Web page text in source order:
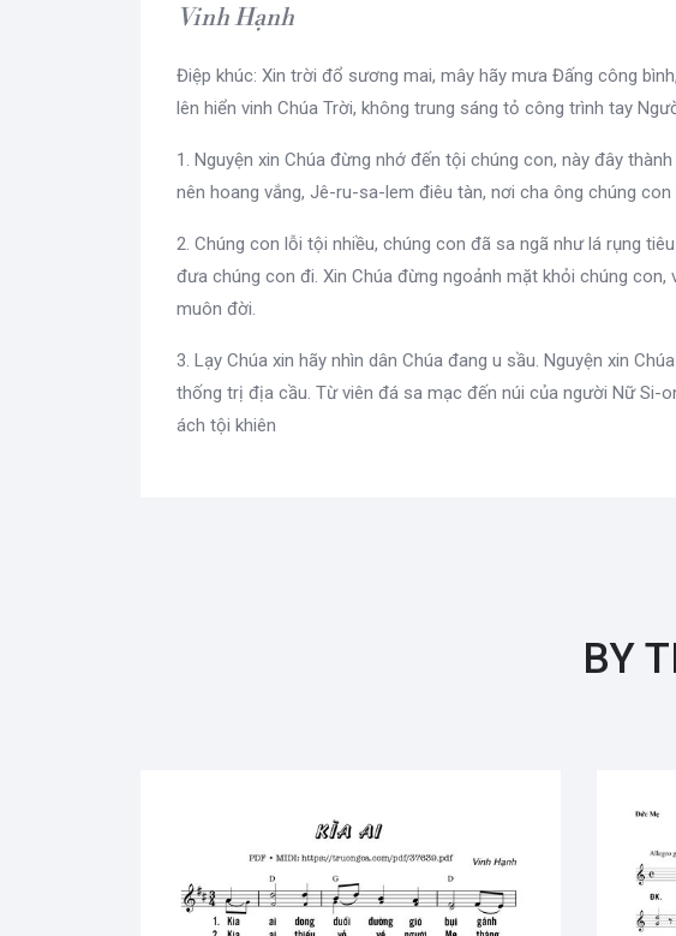
Vinh Hạnh
Điệp khúc: Xin trời đổ sương mai, mây hãy mưa Đấng công
lên hiển vinh Chúa Trời, không trung sáng tỏ công trình tay
1. Nguyện xin Chúa đừng nhớ đến tội chúng con, này đây
nên hoang vắng, Jê-ru-sa-lem điêu tàn, nơi cha ông chúng
2. Chúng con lỗi tội nhiều, chúng con đã sa ngã như lá rụng
đưa chúng con đi. Xin Chúa đừng ngoảnh mặt khỏi chúng
muôn đời.
3. Lạy Chúa xin hãy nhìn dân Chúa đang u sầu. Nguyện xin
thống trị địa cầu. Từ viên đá sa mạc đến núi của người Nữ Si-
ách tội khiên
BY